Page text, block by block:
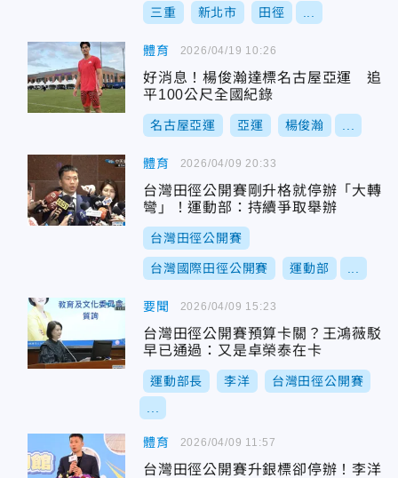
三重 新北市 田徑
體育
好消息！楊俊瀚達標名古屋亞運 追
平100公尺全國紀錄
名古屋亞運 亞運 楊俊瀚
2026/04/19 10:26
體育
台灣田徑公開賽剛升格就停辦「大轉
彎」！運動部：持續爭取舉辦
台灣田徑公開賽
台灣國際田徑公開賽 運動部
2026/04/09 20:33
要聞
台灣田徑公開賽預算卡關？王鴻薇駁
早已通過：又是卓榮泰在卡
運動部長 李洋 台灣田徑公開賽
2026/04/09 15:23
體育
台灣田徑公開賽升銀標卻停辦！李洋
2026/04/09 11:57